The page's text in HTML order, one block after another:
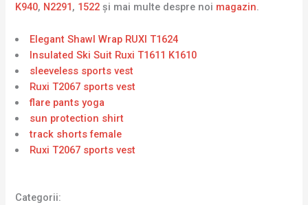
K940, N2291 , 1522și mai multe despre noi magazin.
Elegant Shawl Wrap RUXI T1624
Insulated Ski Suit Ruxi T1611 K1610
sleeveless sports vest
Ruxi T2067 sports vest
flare pants yoga
sun protection shirt
track shorts female
Ruxi T2067 sports vest
Categorii: